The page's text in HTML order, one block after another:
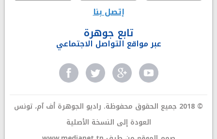
إتصل بنا
تابع جوهرة
عبر مواقع التواصل الاجتماعي
© 2018 جميع الحقوق محفوظة. راديو الجوهرة أف آم، تونس
العودة إلى النسخة الأصلية